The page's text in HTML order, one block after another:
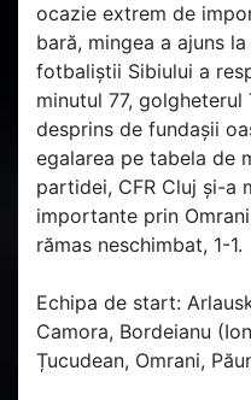
ocazie extrem de
bară, mingea a ajuns
fotbaliștii Sibiului a
minutul 77,
desprins de fundașii
egalarea pe tabela de
partidei, CFR Cluj și-a
importante prin
rămas neschimbat, 1-1.
Echipa de start:
Camora, Bordeianu
Țucudean, Omrani,